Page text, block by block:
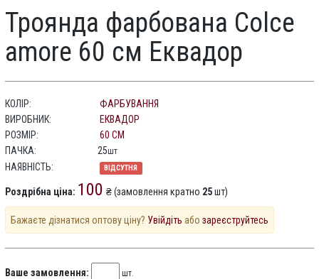
Троянда фарбована Colce
amore 60 см Еквадор
КОЛІР:
ФАРБУВАННЯ
ВИРОБНИК:
ЕКВАДОР
РОЗМІР:
60 СМ
ПАЧКА:
25шт
НАЯВНІСТЬ: ВІДСУТНЯ
Роздрібна ціна: 100 ₴ (замовлення кратно 25шт)
Бажаєте дізнатися оптову ціну? Увійдіть або зареєструйтесь
Ваше замовлення: шт.